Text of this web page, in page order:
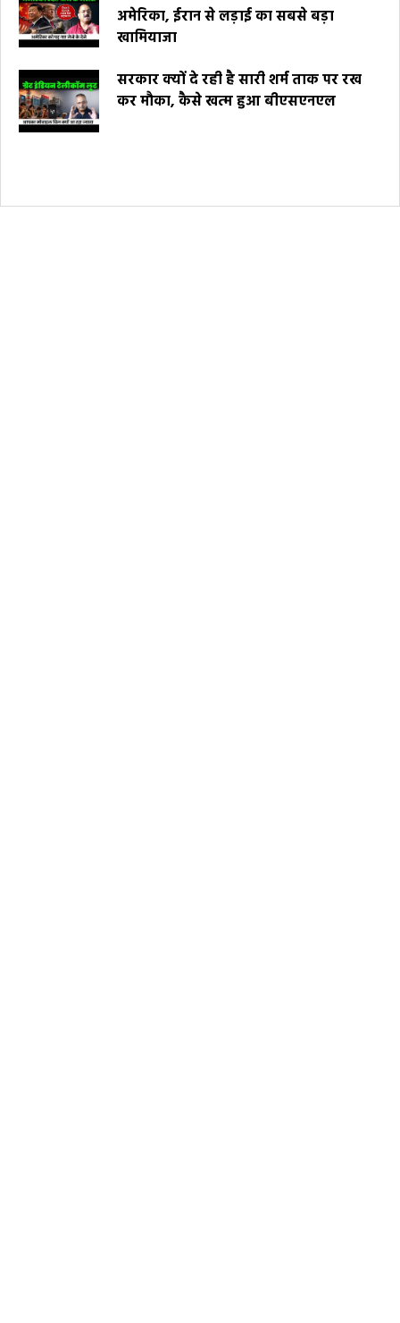
अमेरिका, ईरान से लड़ाई का सबसे बड़ा
खामियाजा
सरकार क्यों दे रही है सारी शर्म ताक पर रख
कर मौका, कैसे खत्म हुआ बीएसएनएल